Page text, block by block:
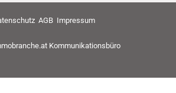
AGB Impressum
Kommunikationsbüro